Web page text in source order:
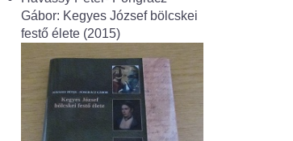
Gábor: Kegyes József bölcskei
festő élete (2015)